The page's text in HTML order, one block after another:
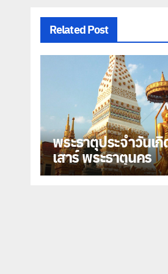
Related Post
พระธาตุประจำวันเ
เสาร์ พระธาตุนคร